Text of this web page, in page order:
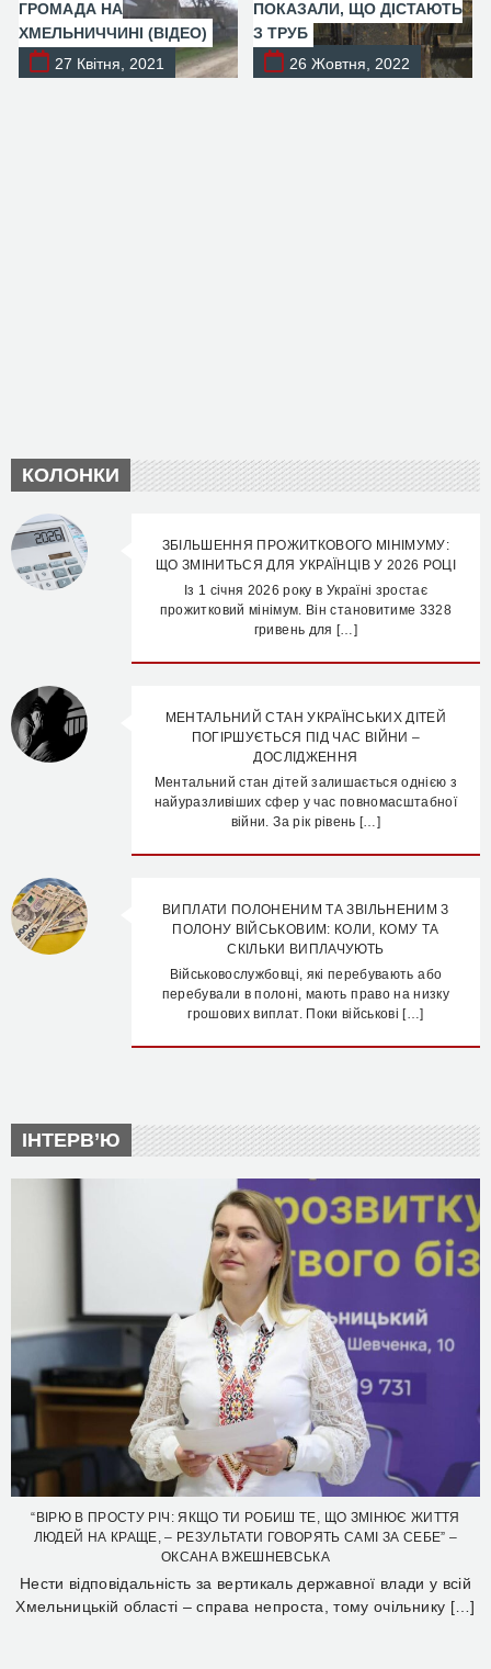
ГРОМАДА НА
ХМЕЛЬНИЧЧИНІ (ВІДЕО)
27 Квітня, 2021
ПОКАЗАЛИ, ЩО ДІСТАЮТЬ
З ТРУБ
26 Жовтня, 2022
КОЛОНКИ
ЗБІЛЬШЕННЯ ПРОЖИТКОВОГО МІНІМУМУ:
ЩО ЗМІНИТЬСЯ ДЛЯ УКРАЇНЦІВ У 2026 РОЦІ
Із 1 січня 2026 року в Україні зростає
прожитковий мінімум. Він становитиме 3328
гривень для […]
МЕНТАЛЬНИЙ СТАН УКРАЇНСЬКИХ ДІТЕЙ
ПОГІРШУЄТЬСЯ ПІД ЧАС ВІЙНИ –
ДОСЛІДЖЕННЯ
Ментальний стан дітей залишається однією з
найуразливіших сфер у час повномасштабної
війни. За рік рівень […]
ВИПЛАТИ ПОЛОНЕНИМ ТА ЗВІЛЬНЕНИМ З
ПОЛОНУ ВІЙСЬКОВИМ: КОЛИ, КОМУ ТА
СКІЛЬКИ ВИПЛАЧУЮТЬ
Військовослужбовці, які перебувають або
перебували в полоні, мають право на низку
грошових виплат. Поки військові […]
ІНТЕРВ’Ю
“ВІРЮ В ПРОСТУ РІЧ: ЯКЩО ТИ РОБИШ ТЕ, ЩО ЗМІНЮЄ ЖИТТЯ
ЛЮДЕЙ НА КРАЩЕ, – РЕЗУЛЬТАТИ ГОВОРЯТЬ САМІ ЗА СЕБЕ” –
ОКСАНА ВЖЕШНЕВСЬКА
Нести відповідальність за вертикаль державної влади у всій
Хмельницькій області – справа непроста, тому очільнику […]